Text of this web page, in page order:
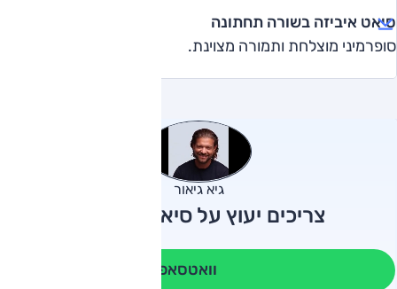
סיאט איביזה בשורה תחתונה
סופרמיני מוצלחת ותמורה מצוינת.
גיא גיאור
צריכים יעוץ על סיאט איביזה?
וואטסאפ